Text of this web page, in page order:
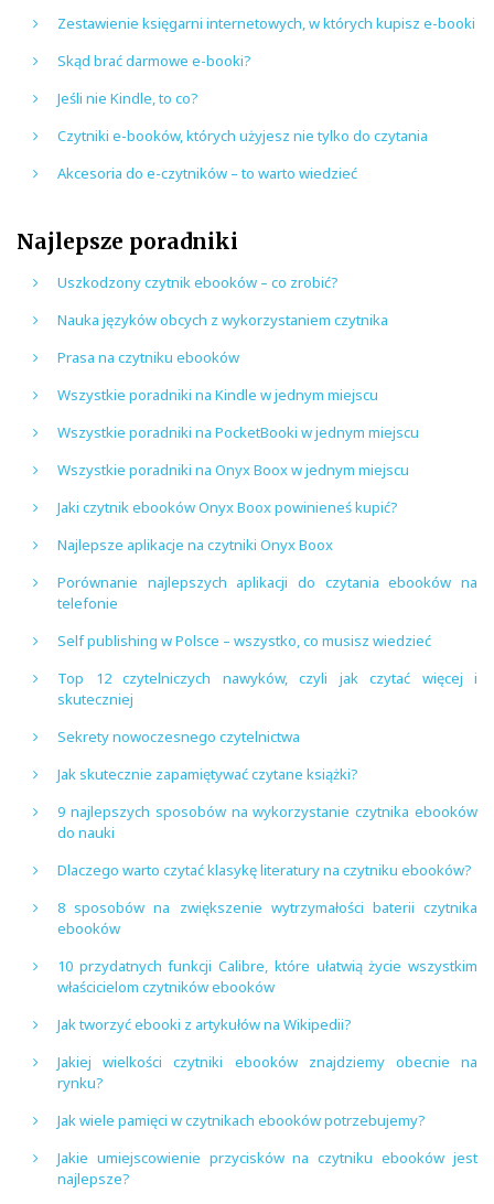
Zestawienie księgarni internetowych, w których kupisz e-booki
Skąd brać darmowe e-booki?
Jeśli nie Kindle, to co?
Czytniki e-booków, których użyjesz nie tylko do czytania
Akcesoria do e-czytników – to warto wiedzieć
Najlepsze poradniki
Uszkodzony czytnik ebooków – co zrobić?
Nauka języków obcych z wykorzystaniem czytnika
Prasa na czytniku ebooków
Wszystkie poradniki na Kindle w jednym miejscu
Wszystkie poradniki na PocketBooki w jednym miejscu
Wszystkie poradniki na Onyx Boox w jednym miejscu
Jaki czytnik ebooków Onyx Boox powinieneś kupić?
Najlepsze aplikacje na czytniki Onyx Boox
Porównanie najlepszych aplikacji do czytania ebooków na
telefonie
Self publishing w Polsce – wszystko, co musisz wiedzieć
Top 12 czytelniczych nawyków, czyli jak czytać więcej i
skuteczniej
Sekrety nowoczesnego czytelnictwa
Jak skutecznie zapamiętywać czytane książki?
9 najlepszych sposobów na wykorzystanie czytnika ebooków
do nauki
Dlaczego warto czytać klasykę literatury na czytniku ebooków?
8 sposobów na zwiększenie wytrzymałości baterii czytnika
ebooków
10 przydatnych funkcji Calibre, które ułatwią życie wszystkim
właścicielom czytników ebooków
Jak tworzyć ebooki z artykułów na Wikipedii?
Jakiej wielkości czytniki ebooków znajdziemy obecnie na
rynku?
Jak wiele pamięci w czytnikach ebooków potrzebujemy?
Jakie umiejscowienie przycisków na czytniku ebooków jest
najlepsze?